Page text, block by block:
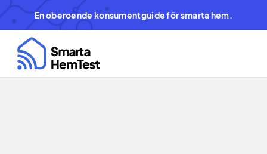
En oberoende konsumentguide för smarta hem.